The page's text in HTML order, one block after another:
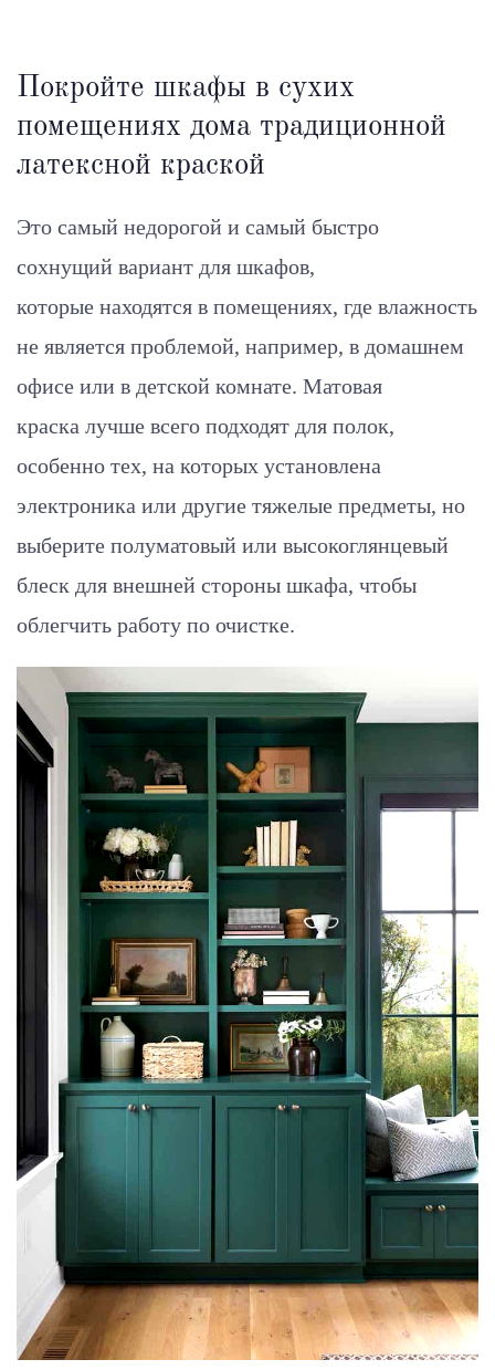
Покройте шкафы в сухих
помещениях дома традиционной
латексной краской
Это самый недорогой и самый быстро
сохнущий вариант для шкафов,
которые находятся в помещениях, где влажность
не является проблемой, например, в домашнем
офисе или в детской комнате. Матовая
краска лучше всего подходят для полок,
особенно тех, на которых установлена ​​
электроника или другие тяжелые предметы, но
выберите полуматовый или высокоглянцевый
блеск для внешней стороны шкафа, чтобы
облегчить работу по очистке.